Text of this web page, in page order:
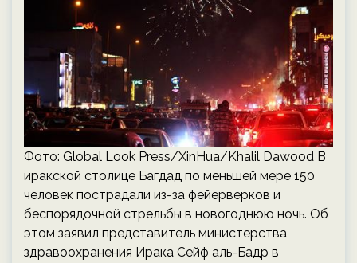
Фото: Global Look Press/XinHua/Khalil Dawood В
иракской столице Багдад по меньшей мере 150
человек пострадали из-за фейерверков и
беспорядочной стрельбы в новогоднюю ночь. Об
этом заявил представитель министерства
здравоохранения Ирака Сейф аль-Бадр в